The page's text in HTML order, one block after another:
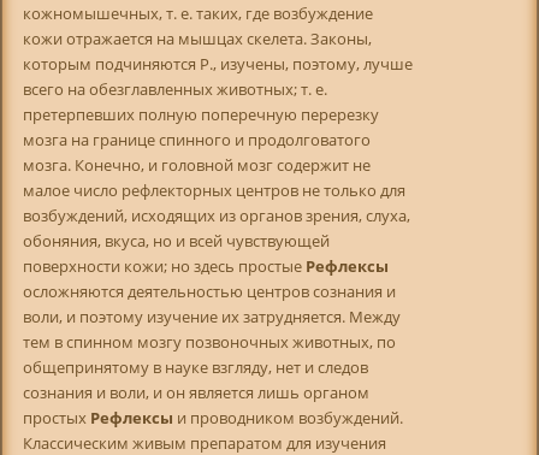
кожномышечных, т. е. таких, где возбуждение
кожи отражается на мышцах скелета. Законы,
которым подчиняются Р., изучены, поэтому, лучше
всего на обезглавленных животных; т. е.
претерпевших полную поперечную перерезку
мозга на границе спинного и продолговатого
мозга. Конечно, и головной мозг содержит не
малое число рефлекторных центров не только для
возбуждений, исходящих из органов зрения, слуха,
обоняния, вкуса, но и всей чувствующей
поверхности кожи; но здесь простые Рефлексы
осложняются деятельностью центров сознания и
воли, и поэтому изучение их затрудняется. Между
тем в спинном мозгу позвоночных животных, по
общепринятому в науке взгляду, нет и следов
сознания и воли, и он является лишь органом
простых Рефлексы и проводником возбуждений.
Классическим живым препаратом для изучения